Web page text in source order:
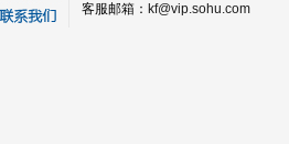
客服邮箱： kf@vip.sohu.com